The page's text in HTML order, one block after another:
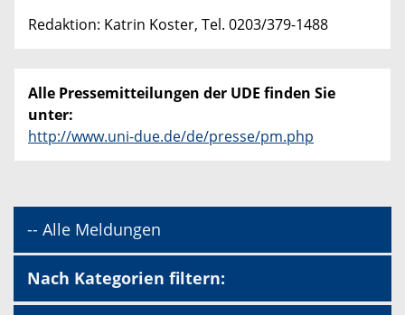
Redaktion: Katrin Koster, Tel. 0203/379-1488
Alle Pressemitteilungen der UDE finden Sie
unter:
http://www.uni-due.de/de/presse/pm.php
-- Alle Meldungen
Nach Kategorien filtern: